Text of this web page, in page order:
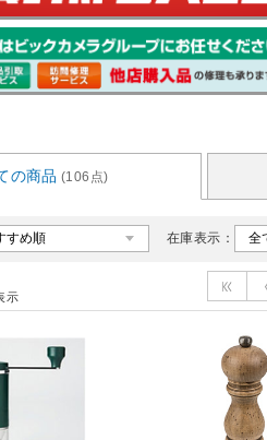
の商品 (106点)
在庫表示：
示